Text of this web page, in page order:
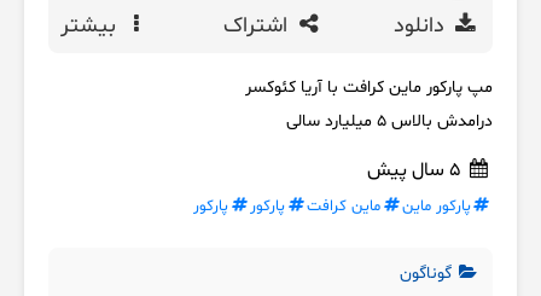
دانلود اشتراک بیشتر
مپ پارکور ماین کرافت با آریا کئوکسر
درامدش بالاس 5 میلیارد سالی
پارکور ماین ماین کرافت پارکور پارکور
گوناگون